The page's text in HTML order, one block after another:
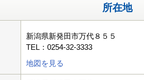
所在地
新潟県新発田市万代８５５
TEL：0254-32-3333
地図を見る